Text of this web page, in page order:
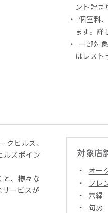
ント貯ま
個室料
ます。詳
一部対
はレスト
クヒルズ、
ルズポイン
、様々な
ービスが
対象店
オー
フレ
六緑
旬房